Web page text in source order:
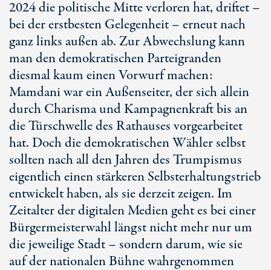
2024 die politische Mitte verloren hat, driftet –
bei der erstbesten Gelegenheit – erneut nach
ganz links außen ab. Zur Abwechslung kann
man den demokratischen Parteigranden
diesmal kaum einen Vorwurf machen:
Mamdani war ein Außenseiter, der sich allein
durch Charisma und Kampagnenkraft bis an
die Türschwelle des Rathauses vorgearbeitet
hat. Doch die demokratischen Wähler selbst
sollten nach all den Jahren des Trumpismus
eigentlich einen stärkeren Selbsterhaltungstrieb
entwickelt haben, als sie derzeit zeigen. Im
Zeitalter der digitalen Medien geht es bei einer
Bürgermeisterwahl längst nicht mehr nur um
die jeweilige Stadt – sondern darum, wie sie
auf der nationalen Bühne wahrgenommen